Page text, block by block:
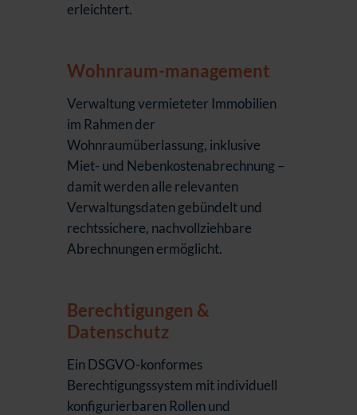
erleichtert.
Wohnraum-management
Verwaltung vermieteter Immobilien
im Rahmen der
Wohnraumüberlassung, inklusive
Miet- und Nebenkostenabrechnung –
damit werden alle relevanten
Verwaltungsdaten gebündelt und
rechtssichere, nachvollziehbare
Abrechnungen ermöglicht.
Berechtigungen &
Datenschutz
Ein DSGVO-konformes
Berechtigungssystem mit individuell
konfigurierbaren Rollen und